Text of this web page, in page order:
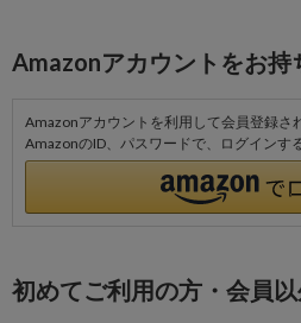
Amazonアカウントをお持
Amazonアカウントを利用して会員登録さ
AmazonのID、パスワードで、ログインす
初めてご利用の方・会員